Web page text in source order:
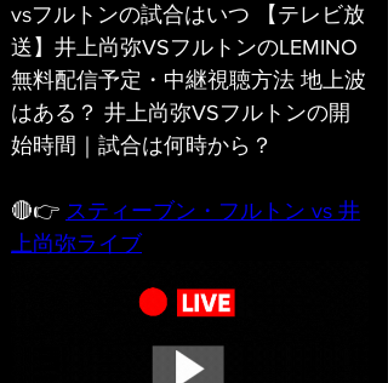
vsフルトンの試合はいつ 【テレビ放
送】井上尚弥VSフルトンのLEMINO
無料配信予定・中継視聴方法 地上波
はある？ 井上尚弥VSフルトンの開
始時間｜試合は何時から？
🔴👉 スティーブン・フルトン vs 井
上尚弥ライブ